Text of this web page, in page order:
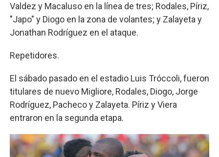
Valdez y Macaluso en la línea de tres; Rodales, Píriz,
"Japo" y Diogo en la zona de volantes; y Zalayeta y
Jonathan Rodríguez en el ataque.
Repetidores.
El sábado pasado en el estadio Luis Tróccoli, fueron
titulares de nuevo Migliore, Rodales, Diogo, Jorge
Rodríguez, Pacheco y Zalayeta. Píriz y Viera
entraron en la segunda etapa.